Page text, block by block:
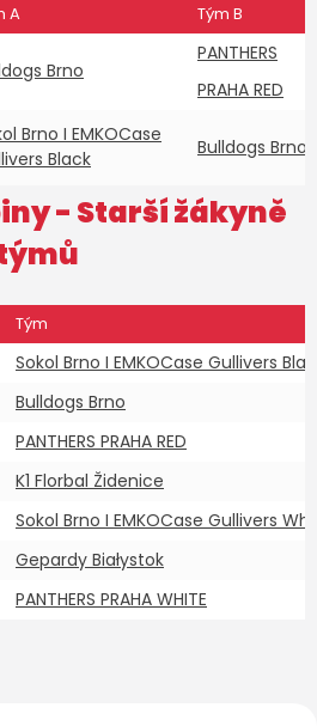
A
Tým B
Brno
PANTHERS
PRAHA RED
Brno I EMKOCase
Black
Bulldogs Brno
- Starší žákyně
týmů
Tým
Sokol Brno I EMKOCase Gullivers
Bulldogs Brno
PANTHERS PRAHA RED
K1 Florbal Židenice
Sokol Brno I EMKOCase Gullivers
Gepardy Białystok
PANTHERS PRAHA WHITE